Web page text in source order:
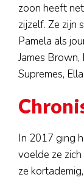
zoon heeft
zijzelf. Ze zijn
Pamela als
James
Supremes,
In 2017 ging
voelde ze
ze